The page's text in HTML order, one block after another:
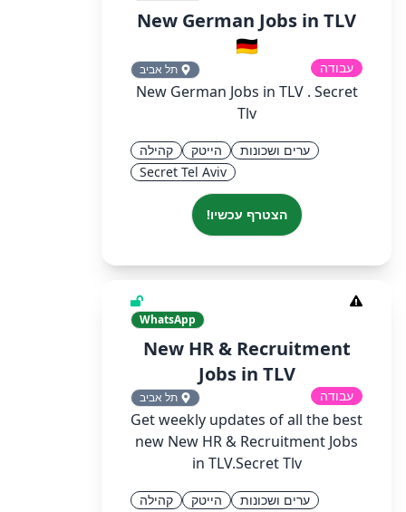
New German Jobs in TLV
🇩🇪
עבודה תל אביב
New German Jobs in TLV . Secret
Tlv
ערים ושכונות הייטק
קהילה
Secret Tel Aviv
הצטרף עכשיו!
WhatsApp
New HR & Recruitment
Jobs in TLV
עבודה תל אביב
Get weekly updates of all the best
new New HR & Recruitment Jobs
in TLV.Secret Tlv
ערים ושכונות הייטק
קהילה